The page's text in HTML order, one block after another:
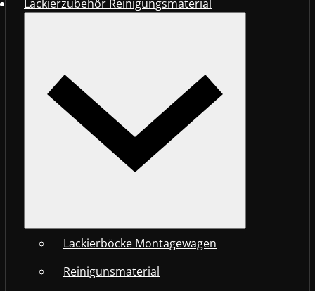
Lackierzubehör Reinigungsmaterial
Lackierböcke Montagewagen
Reinigunsmaterial